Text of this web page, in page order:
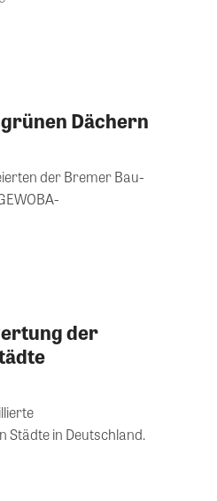
Dächern
der Bremer Bau-
der
Städte in Deutschland.